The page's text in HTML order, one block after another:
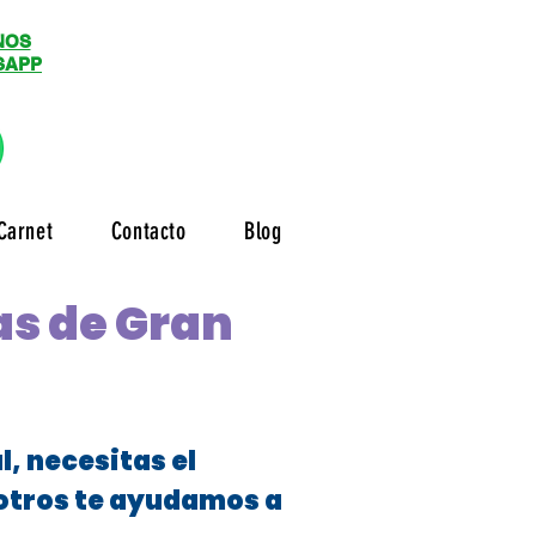
Contacto Blog
de Gran
necesitas el
te ayudamos a